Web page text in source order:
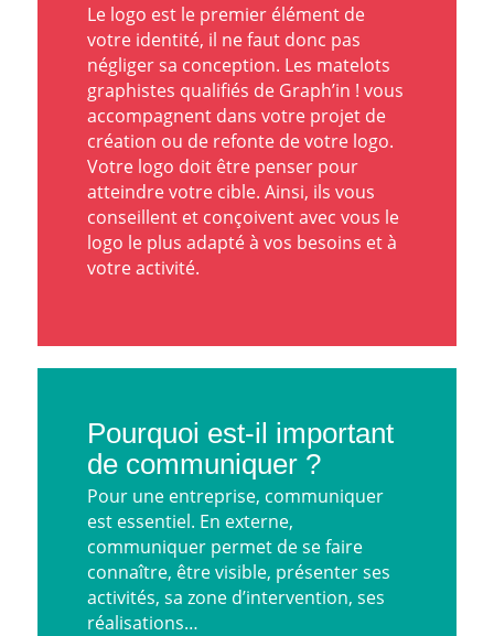
Le logo est le premier élément de
votre identité, il ne faut donc pas
négliger sa conception. Les matelots
graphistes qualifiés de Graph’in ! vous
accompagnent dans votre projet de
création ou de refonte de votre logo.
Votre logo doit être penser pour
atteindre votre cible. Ainsi, ils vous
conseillent et conçoivent avec vous le
logo le plus adapté à vos besoins et à
votre activité.
Pourquoi est-il important
de communiquer ?
Pour une entreprise, communiquer
est essentiel. En externe,
communiquer permet de se faire
connaître, être visible, présenter ses
activités, sa zone d’intervention, ses
réalisations…